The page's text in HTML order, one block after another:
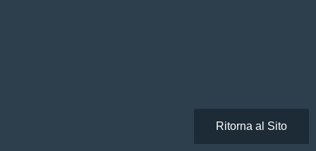
Ritorna al Sito